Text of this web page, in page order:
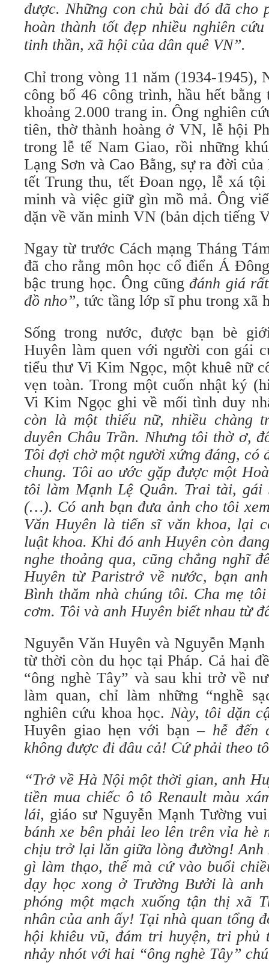
được. Những con chủ bài đó đã cho
hoàn thành tốt đẹp nhiều nghiên
tinh thần, xã hội của dân quê VN”.
Chỉ trong vòng 11 năm (1934-1945),
công bố 46 công trình, hầu hết bằng
khoảng 2.000 trang in. Ông nghiên
tiên, thờ thành hoàng ở VN, lễ hội
trong lễ tế Nam Giao, rồi những
Lạng Sơn và Cao Bằng, sự ra đời
tết Trung thu, tết Đoan ngọ, lễ xá
minh và việc giữ gìn mồ mả. Ông
dặn về văn minh VN (bản dịch tiếng
Ngay từ trước Cách mạng Tháng
đã cho rằng môn học cổ điển Á
bậc trung học. Ông cũngđánh giá
đồ nho”, tức tầng lớp sĩ phu trong xã
Sống trong nước, được bạn bè
Huyên làm quen với người con gái
tiểu thư Vi Kim Ngọc, một khuê nữ
vẹn toàn. Trong một cuốn nhật ký
Vi Kim Ngọc ghi về mối tình duy
còn là một thiếu nữ, nhiều chàng
duyên Châu Trần. Nhưng tôi thờ ơ,
Tôi đợi chờ một người xứng đáng, có
chung. Tôi ao ước gặp được một
tôi làm Mạnh Lệ Quân. Trai tài, gái
(…). Có anh bạn đưa ảnh cho tôi
Văn Huyên là tiến sĩ văn khoa, lại
luật khoa. Khi đó anh Huyên còn
nghe thoảng qua, cũng chẳng nghĩ
Huyên từ Paristrở về nước, bạn
Bình thăm nhà chúng tôi. Cha mẹ
cơm. Tôi và anh Huyên biết nhau từ
Nguyễn Văn Huyên và Nguyễn
từ thời còn du học tại Pháp. Cả hai
“ông nghè Tây” và sau khi trở về
làm quan, chỉ làm những “nghề
nghiên cứu khoa học. Này, tôi dặn
Huyên giao hẹn với bạn – hễ đến
không được đi đâu cả! Cứ phải theo
“Trở về Hà Nội một thời gian, anh
tiền mua chiếc ô tô Renault màu
lái, giáo sư Nguyễn Mạnh Tường
bánh xe bên phải leo lên trên vỉa hè
chịu trở lại lăn giữa lòng đường! Anh
gì làm thạo, thế mà cứ vào buổi
dạy học xong ở Trường Bưởi là
phóng một mạch xuống tận thị xã
nhân của anh ấy! Tại nhà quan tổng
hội khiêu vũ, đám tri huyện, tri phủ
nhảy nhót với hai “ông nghè Tây”